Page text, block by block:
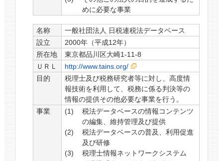
めに必要な事業
名称
一般社団法人 日税連税法データベース
設立
2000年（平成12年）
所在地
東京都品川区大崎1-11-8
ＵＲＬ
http://www.tains.org/
目的
税理士及び税務研究者等に対し、高度情
報技術を利用して、税務に係る判決等の
情報の提供その他必要な事業を行う。
事業
税法データベースの情報コンテンツ
の編集、維持管理及び提供
税法データベースの普及、利用促進
及び研修
税理士情報ネットワークシステム